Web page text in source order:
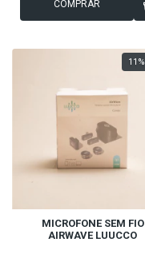
COMPRAR
11 %
MICROFONE SEM FIO
AIRWAVE LUUCCO